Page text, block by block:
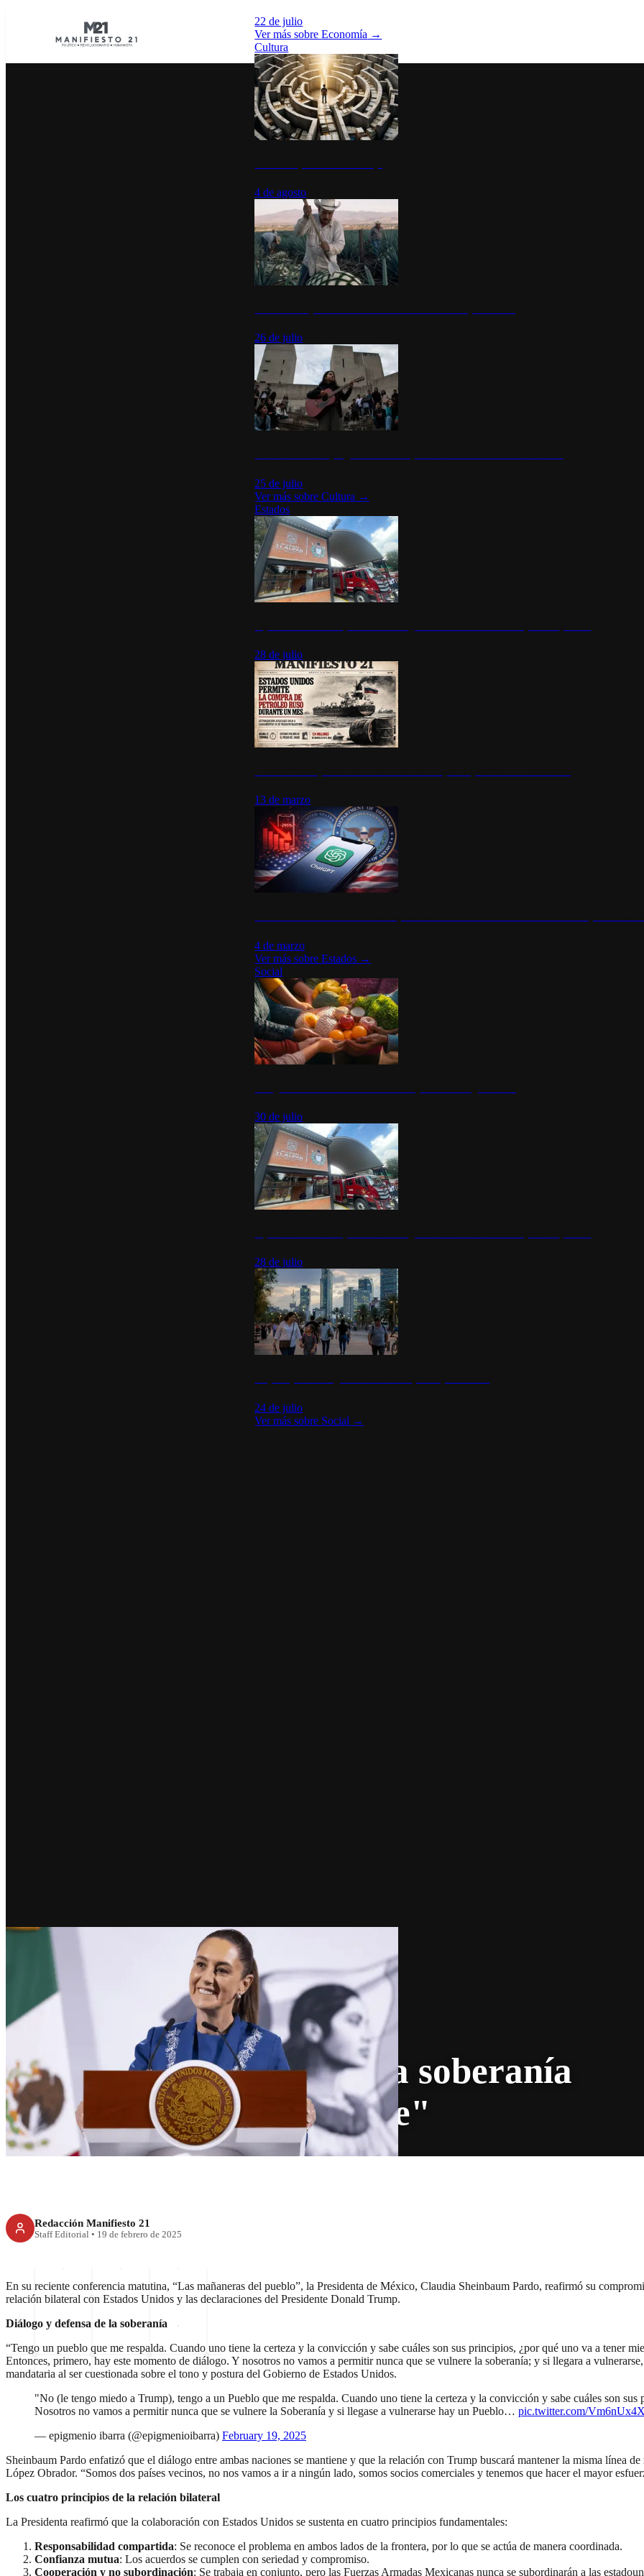
22 de julio
Ver más sobreEconomía →
Cultura
4 de agosto
26 de julio
25 de julio
Ver más sobreCultura →
Estados
28 de julio
13 de marzo
4 de marzo
Ver más sobreEstados →
Social
30 de julio
28 de julio
24 de julio
Ver más sobre Social →
RECIENTE
Claudia Sheinbaum: "La soberanía
no es negociable"
Redacción Manifiesto 21
Staff Editorial • 19 de febrero de 2025
En su reciente conferencia matutina, “Las mañaneras del pueblo”, la Presidenta de México, Claudia Sheinbaum Pardo, reafirmó su
relación bilateral con Estados Unidos y las declaraciones del Presidente Donald Trump.
Diálogo y defensa de la soberanía
“Tengo un pueblo que me respalda. Cuando uno tiene la certeza y la convicción y sabe cuáles son sus principios, ¿por qué uno va a tener
Entonces, primero, hay este momento de diálogo. Y nosotros no vamos a permitir nunca que se vulnere la soberanía; y si llegara a
mandataria al ser cuestionada sobre el tono y postura del Gobierno de Estados Unidos.
"No (le tengo miedo a Trump), tengo a un Pueblo que me respalda. Cuando uno tiene la certeza y la convicción y sabe cuáles son
Nosotros no vamos a permitir nunca que se vulnere la Soberanía y si llegase a vulnerarse hay un Pueblo… pic.twitter.com/
— epigmenio ibarra (@epigmenioibarra) February 19, 2025
Sheinbaum Pardo enfatizó que el diálogo entre ambas naciones se mantiene y que la relación con Trump buscará mantener la misma línea
López Obrador. “Somos dos países vecinos, no nos vamos a ir a ningún lado, somos socios comerciales y tenemos que hacer el mayor
Los cuatro principios de la relación bilateral
La Presidenta reafirmó que la colaboración con Estados Unidos se sustenta en cuatro principios fundamentales:
Responsabilidad compartida: Se reconoce el problema en ambos lados de la frontera, por lo que se actúa de manera coordinada.
Confianza mutua: Los acuerdos se cumplen con seriedad y compromiso.
Cooperación y no subordinación: Se trabaja en conjunto, pero las Fuerzas Armadas Mexicanas nunca se subordinarán a las